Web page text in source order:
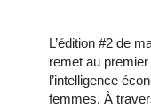
L’édition #2 de
remet au
l’intelligence
femmes. À